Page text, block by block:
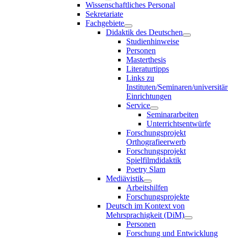
Wissenschaftliches Personal
Sekretariate
Fachgebiete
Didaktik des Deutschen
Studienhinweise
Personen
Masterthesis
Literaturtipps
Links zu
Instituten/Seminaren/
Einrichtungen
Service
Seminararbeiten
Unterrichtsentwürfe
Forschungsprojekt
Orthografieerwerb
Forschungsprojekt
Spielfilmdidaktik
Poetry Slam
Mediävistik
Arbeitshilfen
Forschungsprojekte
Deutsch im Kontext von
Mehrsprachigkeit (DiM)
Personen
Forschung und Entwicklung